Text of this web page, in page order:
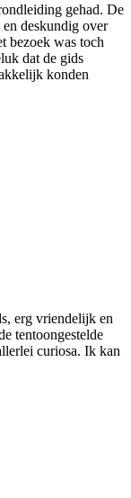
gehad. De
deskundig over
bezoek was toch
dat de gids
konden
erg vriendelijk en
tentoongestelde
curiosa. Ik kan